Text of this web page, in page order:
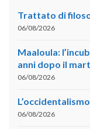
Trattato di
06/08/2026
Maaloula:
anni dopo il
06/08/2026
06/08/2026